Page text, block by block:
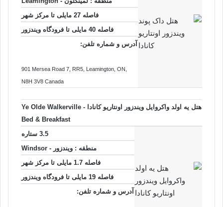
فاصله 27 مایلی تا
مرکز شهر
فاصله 40 مایلی تا فرودگاه ویندزور
آدرس و شماره تلفن:
901 Mersea Road 7, RR5 , Leamington , ON
N8H 3V8 Canada
هتل یه اولد واکروایل ویندزور اونتاریو کانادا - Ye Olde Walkerville
Bed & Breakfast
3.5 ستاره
منطقه : ویندزور - Windsor
فاصله 1.7 مایلی تا
مرکز شهر
فاصله 19 مایلی تا فرودگاه ویندزور
آدرس و شماره تلفن: